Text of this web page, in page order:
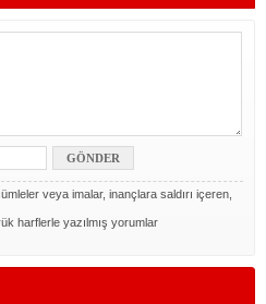
veya imalar, inançlara saldırı içeren,
harflerle yazılmış yorumlar